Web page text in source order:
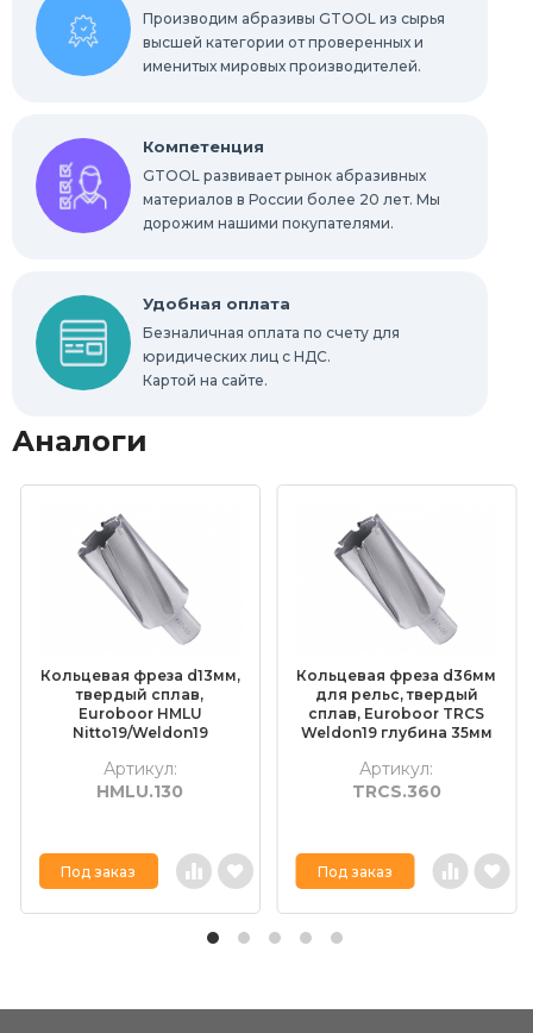
Производим абразивы GTOOL из сырья
высшей категории от проверенных и
именитых мировых производителей.
Компетенция
GTOOL развивает рынок абразивных
материалов в России более 20 лет. Мы
дорожим нашими покупателями.
Удобная оплата
Безналичная оплата по счету для
юридических лиц с НДС.
Картой на сайте.
Аналоги
Кольцевая фреза d13мм,
твердый сплав,
Euroboor HMLU
Nitto19/Weldon19
Артикул:
HMLU.130
Под заказ
Кольцевая фреза d36мм
для рельс, твердый
сплав, Euroboor TRCS
Weldon19 глубина 35мм
Артикул:
TRCS.360
Под заказ